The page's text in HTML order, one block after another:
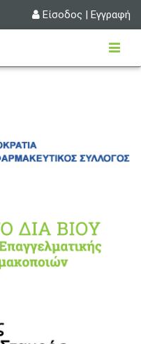
Είσοδος | Εγγραφή